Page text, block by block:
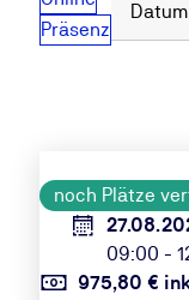
Präsenz
Datum
noch Plätze
09:00 -
975,80 €